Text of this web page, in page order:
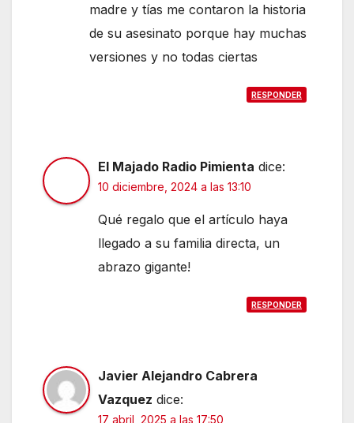
madre y tías me contaron la historia
de su asesinato porque hay muchas
versiones y no todas ciertas
RESPONDER
El Majado Radio Pimienta dice:
10 diciembre, 2024 a las 13:10
Qué regalo que el artículo haya
llegado a su familia directa, un
abrazo gigante!
RESPONDER
Javier Alejandro Cabrera
Vazquez dice:
17 abril, 2025 a las 17:50